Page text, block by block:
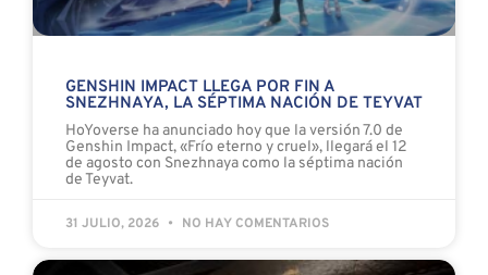
GENSHIN IMPACT LLEGA POR FIN A
SNEZHNAYA, LA SÉPTIMA NACIÓN DE TEYVAT
HoYoverse ha anunciado hoy que la versión 7.0 de
Genshin Impact, «Frío eterno y cruel», llegará el 12
de agosto con Snezhnaya como la séptima nación
de Teyvat.
31 JULIO, 2026 NO HAY COMENTARIOS